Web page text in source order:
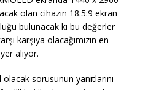
olan cihazın 18.5:9 ekran
bulunacak ki bu değerler
karşıya olacağımızın en
alıyor.
sorusunun yanıtlarını